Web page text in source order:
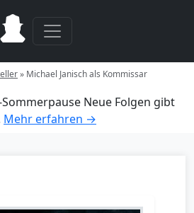
» Michael Janisch als Kommissar
Neue Folgen gibt
Mehr erfahren →